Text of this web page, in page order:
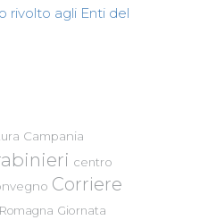
rivolto agli Enti del
Campania
centro
Corriere
Giornata